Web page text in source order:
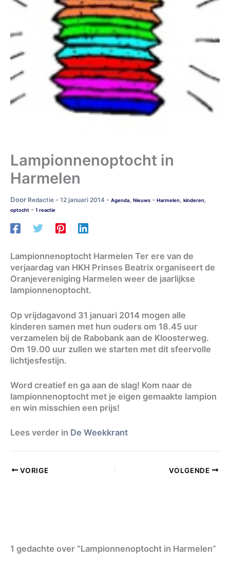
Lampionnenoptocht in
Harmelen
Door Redactie - 12 januari 2014 - Agenda, Nieuws - Harmelen, kinderen,
optocht - 1 reactie
Lampionnenoptocht Harmelen Ter ere van de
verjaardag van HKH Prinses Beatrix organiseert de
Oranjevereniging Harmelen weer de jaarlijkse
lampionnenoptocht.
Op vrijdagavond 31 januari 2014 mogen alle
kinderen samen met hun ouders om 18.45 uur
verzamelen bij de Rabobank aan de Kloosterweg.
Om 19.00 uur zullen we starten met dit sfeervolle
lichtjesfestijn.
Word creatief en ga aan de slag! Kom naar de
lampionnenoptocht met je eigen gemaakte lampion
en win misschien een prijs!
Lees verder in De Weekkrant
VORIGE VOLGENDE
1 gedachte over “Lampionnenoptocht in Harmelen”